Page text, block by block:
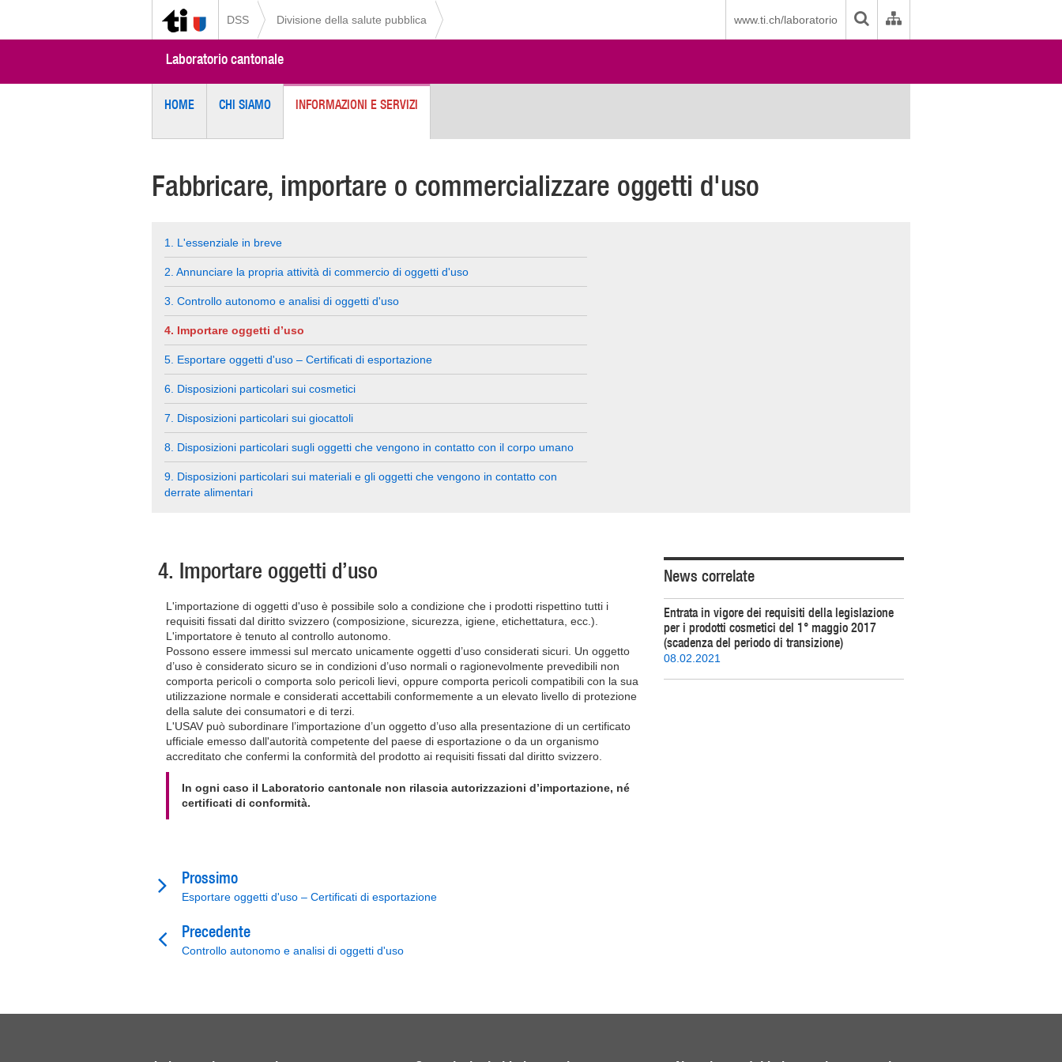
DSS Divisione della salute pubblica www.ti.ch/laboratorio
Laboratorio cantonale
HOME CHI SIAMO INFORMAZIONI E SERVIZI
Fabbricare, importare o commercializzare oggetti d'uso
1. L'essenziale in breve
2. Annunciare la propria attività di commercio di oggetti d'uso
3. Controllo autonomo e analisi di oggetti d'uso
4. Importare oggetti d’uso
5. Esportare oggetti d'uso – Certificati di esportazione
6. Disposizioni particolari sui cosmetici
7. Disposizioni particolari sui giocattoli
8. Disposizioni particolari sugli oggetti che vengono in contatto con il corpo umano
9. Disposizioni particolari sui materiali e gli oggetti che vengono in contatto con
derrate alimentari
4. Importare oggetti d’uso
L'importazione di oggetti d'uso è possibile solo a condizione che i prodotti rispettino tutti i
requisiti fissati dal diritto svizzero (composizione, sicurezza, igiene, etichettatura, ecc.).
L'importatore è tenuto al controllo autonomo.
Possono essere immessi sul mercato unicamente oggetti d’uso considerati sicuri. Un oggetto
d’uso è considerato sicuro se in condizioni d’uso normali o ragionevolmente prevedibili non
comporta pericoli o comporta solo pericoli lievi, oppure comporta pericoli compatibili con la sua
utilizzazione normale e considerati accettabili conformemente a un elevato livello di protezione
della salute dei consumatori e di terzi.
L'USAV può subordinare l’importazione d’un oggetto d’uso alla presentazione di un certificato
ufficiale emesso dall'autorità competente del paese di esportazione o da un organismo
accreditato che confermi la conformità del prodotto ai requisiti fissati dal diritto svizzero.
In ogni caso il Laboratorio cantonale non rilascia autorizzazioni d’importazione, né
certificati di conformità.
Prossimo
Esportare oggetti d'uso – Certificati di esportazione
Precedente
Controllo autonomo e analisi di oggetti d'uso
News correlate
Entrata in vigore dei requisiti della legislazione
per i prodotti cosmetici del 1° maggio 2017
(scadenza del periodo di transizione)
08.02.2021